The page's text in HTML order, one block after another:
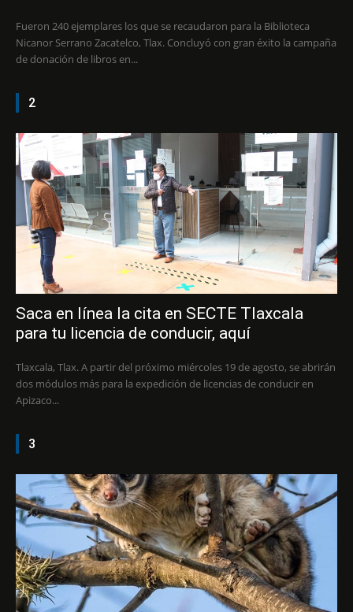
Fueron 240 ejemplares los que se recaudaron para la Biblioteca
Nicanor Serrano Zacatelco, Tlax. Concluyó con gran éxito la campaña
de donación de libros en...
2
Saca en línea la cita en SECTE Tlaxcala
para tu licencia de conducir, aquí
Tlaxcala, Tlax. A partir del próximo miércoles 19 de agosto, se abrirán
dos módulos más para la expedición de licencias de conducir en
Apizaco...
3